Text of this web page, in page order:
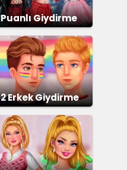
Puanlı Giydirme
2 Erkek Giydirme